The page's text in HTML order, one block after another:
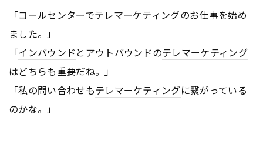
「コールセンターでテレマーケティングのお仕事を始め
ました。」
「インバウンド とアウトバウンドのテレマーケティング
はどちらも重要だね。」
「私の問い合わせもテレマーケティングに繋がっている
のかな。」